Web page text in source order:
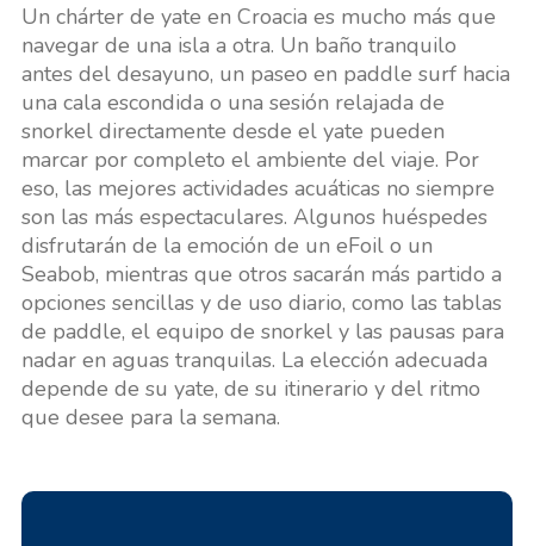
Un chárter de yate en Croacia es mucho más que
navegar de una isla a otra. Un baño tranquilo
antes del desayuno, un paseo en paddle surf hacia
una cala escondida o una sesión relajada de
snorkel directamente desde el yate pueden
marcar por completo el ambiente del viaje. Por
eso, las mejores actividades acuáticas no siempre
son las más espectaculares. Algunos huéspedes
disfrutarán de la emoción de un eFoil o un
Seabob, mientras que otros sacarán más partido a
opciones sencillas y de uso diario, como las tablas
de paddle, el equipo de snorkel y las pausas para
nadar en aguas tranquilas. La elección adecuada
depende de su yate, de su itinerario y del ritmo
que desee para la semana.